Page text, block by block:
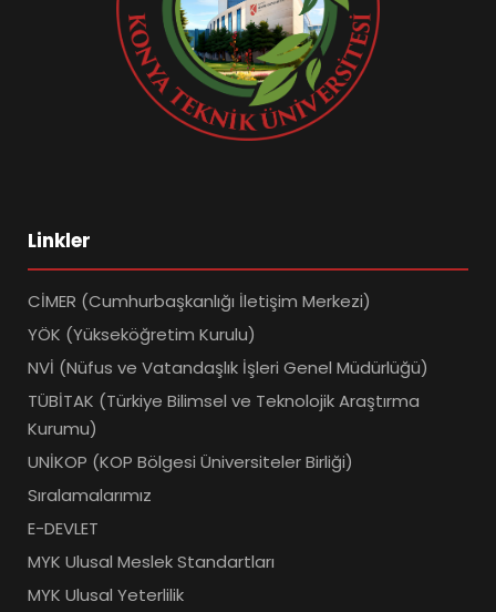
Linkler
CİMER (Cumhurbaşkanlığı İletişim Merkezi)
YÖK (Yükseköğretim Kurulu)
NVİ (Nüfus ve Vatandaşlık İşleri Genel Müdürlüğü)
TÜBİTAK (Türkiye Bilimsel ve Teknolojik Araştırma
Kurumu)
UNİKOP (KOP Bölgesi Üniversiteler Birliği)
Sıralamalarımız
E-DEVLET
MYK Ulusal Meslek Standartları
MYK Ulusal Yeterlilik